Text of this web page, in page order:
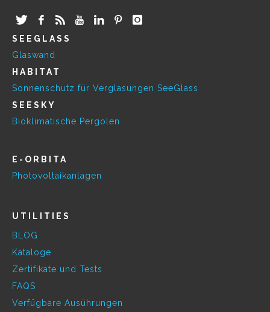
SEEGLASS
Glaswand
HABITAT
Sonnenschutz für Verglasungen SeeGlass
SEESKY
Bioklimatische Pergolen
E-ORBITA
Photovoltaikanlagen
UTILITIES
BLOG
Kataloge
Zertifikate und Tests
FAQS
Verfügbare Ausührungen